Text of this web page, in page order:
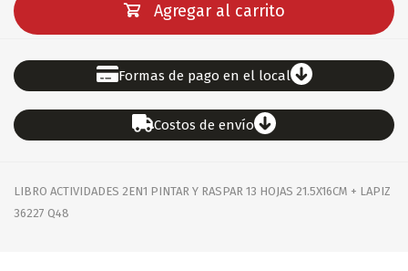
Agregar al carrito
Formas de pago en el local
Costos de envío
LIBRO ACTIVIDADES 2EN1 PINTAR Y RASPAR 13 HOJAS 21.5X16CM + LAPIZ
36227 Q48